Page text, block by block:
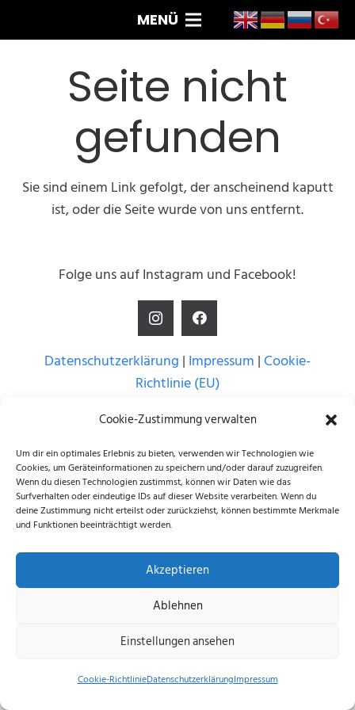
Cookie-Zustimmung verwalten
Um dir ein optimales Erlebnis zu bieten, verwenden wir Technologien wie
Cookies, um Geräteinformationen zu speichern und/oder darauf zuzugreifen.
Wenn du diesen Technologien zustimmst, können wir Daten wie das
Surfverhalten oder eindeutige IDs auf dieser Website verarbeiten. Wenn du
deine Zustimmung nicht erteilst oder zurückziehst, können bestimmte Merkmale
und Funktionen beeinträchtigt werden.
Akzeptieren
Ablehnen
Einstellungen ansehen
Cookie-RichtlinieDatenschutzerklärungImpressum
MENÜ
Seite nicht
gefunden
Sie sind einem Link gefolgt, der anscheinend kaputt
ist, oder die Seite wurde von uns entfernt.
Folge uns auf Instagram und Facebook!
Datenschutzerklärung | Impressum | Cookie-
Richtlinie (EU)